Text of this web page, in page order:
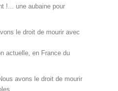
!... une aubaine pour
le droit de mourir avec
actuelle, en France du
avons le droit de mourir